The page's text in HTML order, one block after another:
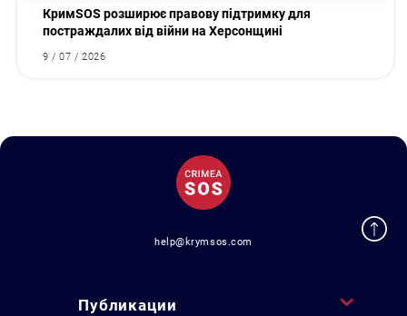
КримSOS розширює правову підтримку для
постраждалих від війни на Херсонщині
9 / 07 / 2026
help@krymsos.com
Публикации